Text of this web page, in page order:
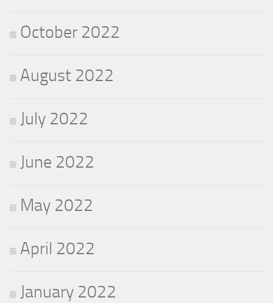
October 2022
August 2022
July 2022
June 2022
May 2022
April 2022
January 2022